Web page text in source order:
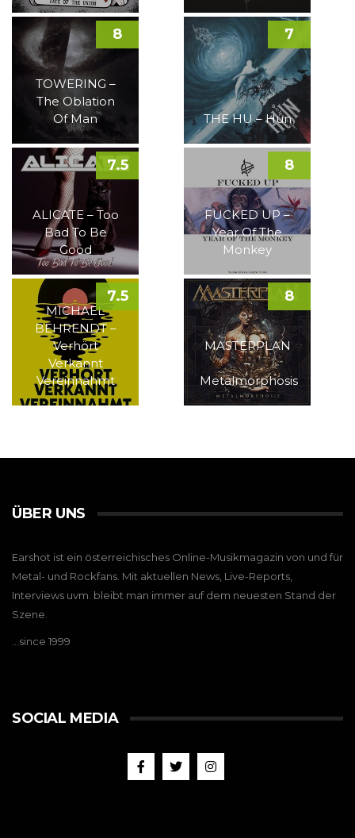
TOWERING –
The Oblation
Of Man
8
THE HU – Hun
7
ALICATE – Too
Bad To Be
Good
7.5
FUCKED UP –
Year Of The
Monkey
8
MICHAEL
BEHRENDT –
Verhört
Verkannt
Vereinnahmt
7.5
MASTERPLAN
–
Metalmorphosis
8
ÜBER UNS
Earshot ist ein österreichisches Online-Musikmagazin von und für
Metal- und Rockfans. Mit aktuellen News, Live-Reports,
Interviews uvm. bleibt man immer auf dem neuesten Stand der
Szene.
…since 1999
SOCIAL MEDIA